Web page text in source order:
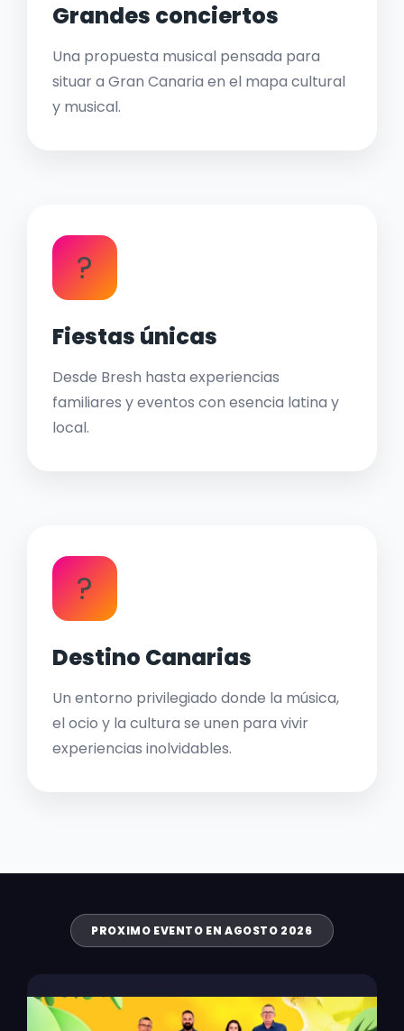
Grandes conciertos
Una propuesta musical pensada para
situar a Gran Canaria en el mapa cultural
y musical.
?
Fiestas únicas
Desde Bresh hasta experiencias
familiares y eventos con esencia latina y
local.
?
Destino Canarias
Un entorno privilegiado donde la música,
el ocio y la cultura se unen para vivir
experiencias inolvidables.
PROXIMO EVENTO EN AGOSTO 2026